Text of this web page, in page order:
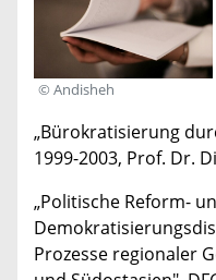
© Andisheh
„Bürokratisierung
1999-2003, Prof. Dr.
„Politische Reform-
Prozesse regionaler